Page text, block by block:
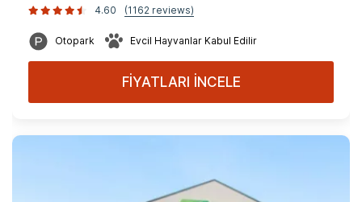
4.60
(1162 reviews)
Otopark Evcil Hayvanlar Kabul Edilir
FİYATLARI İNCELE